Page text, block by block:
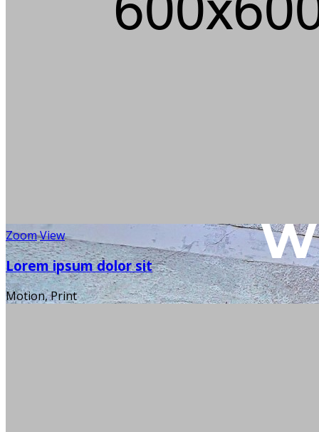
ZoomView
Lorem ipsum dolor sit
Motion, Print